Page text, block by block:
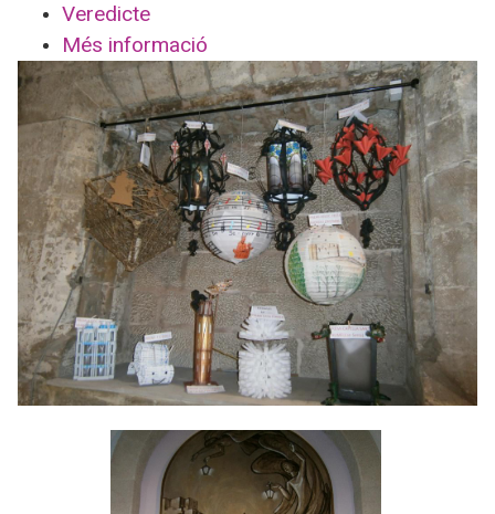
Veredicte
Més informació